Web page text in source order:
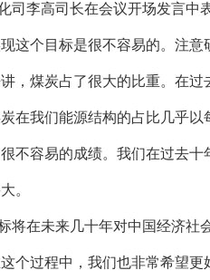
司李高司长在会议开场发言中
这个目标是很不容易的。注
，煤炭占了很大的比重。在
在我们能源结构的占比几乎
不容易的成绩。我们在过去
。
将在未来几十年对中国经济社
个过程中，我们也非常希望